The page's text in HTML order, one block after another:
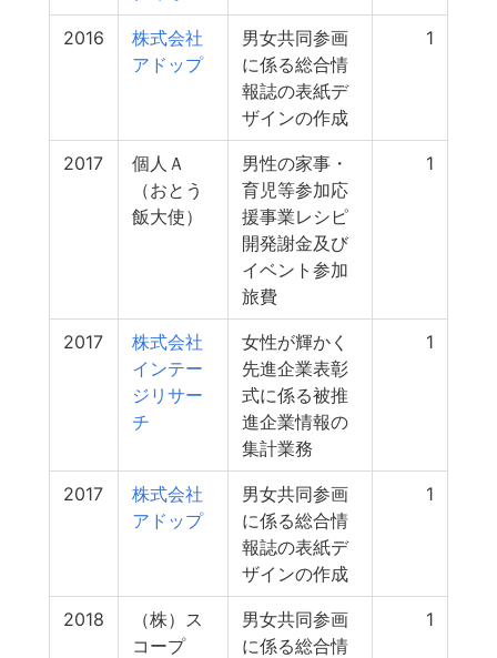
2016
株式会社
アドップ
男女共同参画
に係る総合情
報誌の表紙デ
ザインの作成
1
2017
個人Ａ
（おとう
飯大使）
男性の家事・
育児等参加応
援事業レシピ
開発謝金及び
イベント参加
旅費
1
2017
株式会社
インテー
ジリサー
チ
女性が輝かく
先進企業表彰
式に係る被推
進企業情報の
集計業務
1
2017
株式会社
アドップ
男女共同参画
に係る総合情
報誌の表紙デ
ザインの作成
1
2018
（株）ス
コープ
男女共同参画
に係る総合情
1